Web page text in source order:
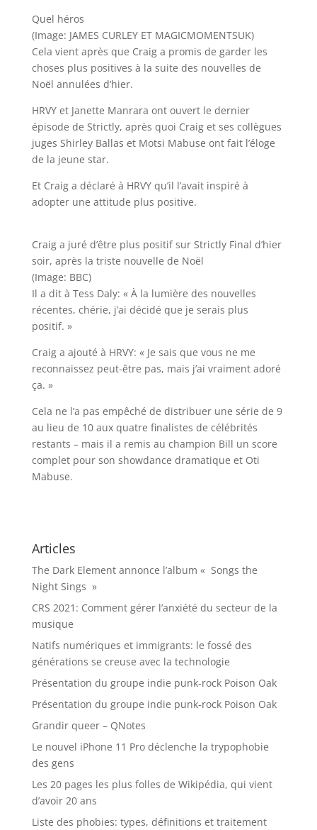
Quel héros
(Image: JAMES CURLEY ET MAGICMOMENTSUK)
Cela vient après que Craig a promis de garder les
choses plus positives à la suite des nouvelles de
Noël annulées d’hier.
HRVY et Janette Manrara ont ouvert le dernier
épisode de Strictly, après quoi Craig et ses collègues
juges Shirley Ballas et Motsi Mabuse ont fait l’éloge
de la jeune star.
Et Craig a déclaré à HRVY qu’il l’avait inspiré à
adopter une attitude plus positive.
Craig a juré d’être plus positif sur Strictly Final d’hier
soir, après la triste nouvelle de Noël
(Image: BBC)
Il a dit à Tess Daly: « À la lumière des nouvelles
récentes, chérie, j’ai décidé que je serais plus
positif. »
Craig a ajouté à HRVY: « Je sais que vous ne me
reconnaissez peut-être pas, mais j’ai vraiment adoré
ça. »
Cela ne l’a pas empêché de distribuer une série de 9
au lieu de 10 aux quatre finalistes de célébrités
restants – mais il a remis au champion Bill un score
complet pour son showdance dramatique et Oti
Mabuse.
Articles
The Dark Element annonce l’album « Songs the
Night Sings »
CRS 2021: Comment gérer l’anxiété du secteur de la
musique
Natifs numériques et immigrants: le fossé des
générations se creuse avec la technologie
Présentation du groupe indie punk-rock Poison Oak
Présentation du groupe indie punk-rock Poison Oak
Grandir queer – QNotes
Le nouvel iPhone 11 Pro déclenche la trypophobie
des gens
Les 20 pages les plus folles de Wikipédia, qui vient
d’avoir 20 ans
Liste des phobies: types, définitions et traitement